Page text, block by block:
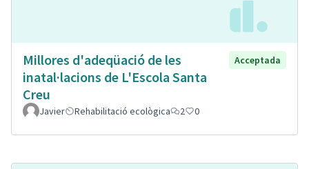
Millores d'adeqüació de les
inatal·lacions de L'Escola Santa
Creu
Acceptada
Javier Rehabilitació ecològica 2 0